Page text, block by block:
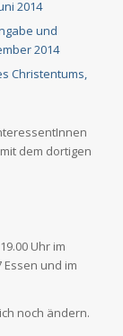
2014
und
2014
Christentums,
dem dortigen
Uhr im
und im
noch ändern.